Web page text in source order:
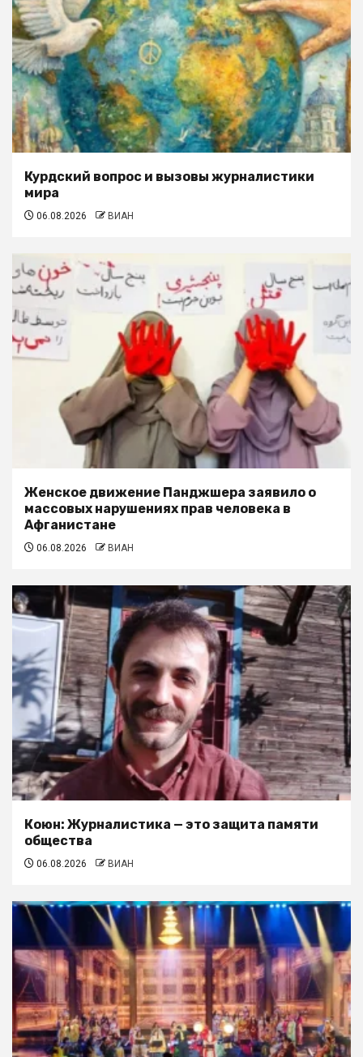
Курдский вопрос и вызовы журналистики
мира
06.08.2026 ВИАН
Женское движение Панджшера заявило о
массовых нарушениях прав человека в
Афганистане
06.08.2026 ВИАН
Коюн: Журналистика — это защита памяти
общества
06.08.2026 ВИАН